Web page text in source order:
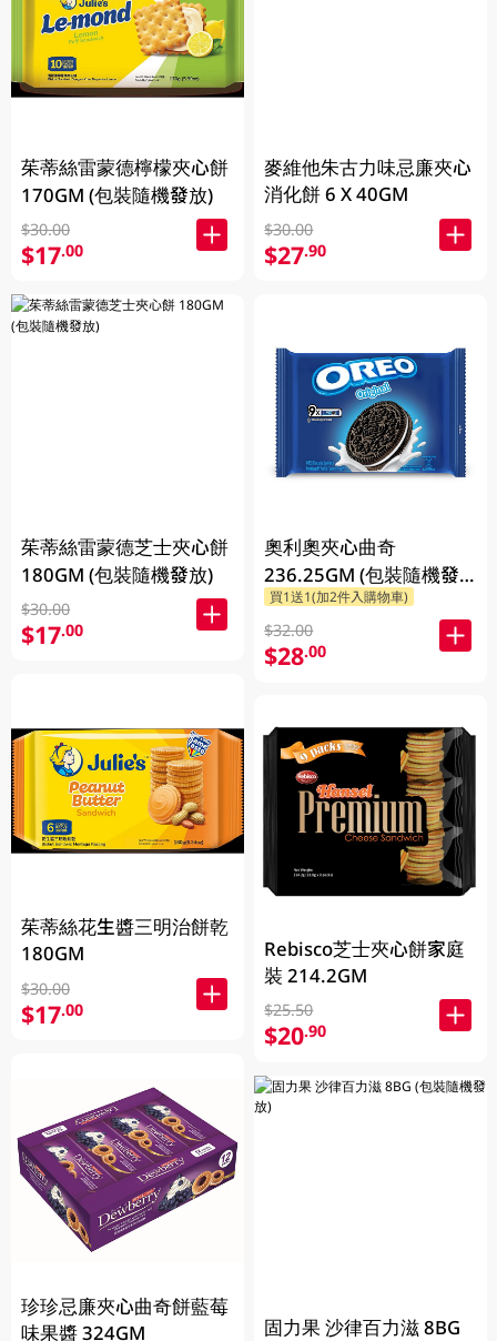
茱蒂絲雷蒙德檸檬夾心餅
170GM (包裝隨機發放)
$30.00
$17.00
茱蒂絲雷蒙德芝士夾心餅
180GM (包裝隨機發放)
$30.00
$17.00
茱蒂絲花生醬三明治餅乾
180GM
$30.00
$17.00
珍珍忌廉夾心曲奇餅藍莓
味果醬 324GM
麥維他朱古力味忌廉夾心
消化餅 6 X 40GM
$30.00
$27.90
奧利奧夾心曲奇
236.25GM (包裝隨機發
放)
買1送1(加2件入購物車)
$32.00
$28.00
Rebisco芝士夾心餅家庭
裝 214.2GM
$25.50
$20.90
固力果 沙律百力滋 8BG